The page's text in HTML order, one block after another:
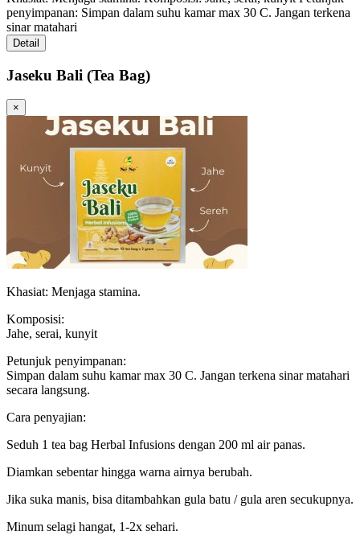
penyimpanan: Simpan dalam suhu kamar max 30 C. Jangan terkena
sinar matahari
Detail
Jaseku Bali (Tea Bag)
×
Khasiat: Menjaga stamina.
Komposisi:
Jahe, serai, kunyit
Petunjuk penyimpanan:
Simpan dalam suhu kamar max 30 C. Jangan terkena sinar matahari
secara langsung.
Cara penyajian:
Seduh 1 tea bag Herbal Infusions dengan 200 ml air panas.
Diamkan sebentar hingga warna airnya berubah.
Jika suka manis, bisa ditambahkan gula batu / gula aren secukupnya.
Minum selagi hangat, 1-2x sehari.